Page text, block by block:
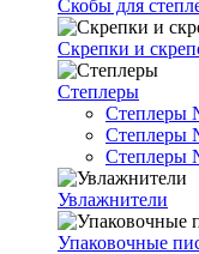
Скобы для
Скрепки и
Степлеры
Степлеры
Степлеры
Степлеры
Увлажнители
Упаковочные